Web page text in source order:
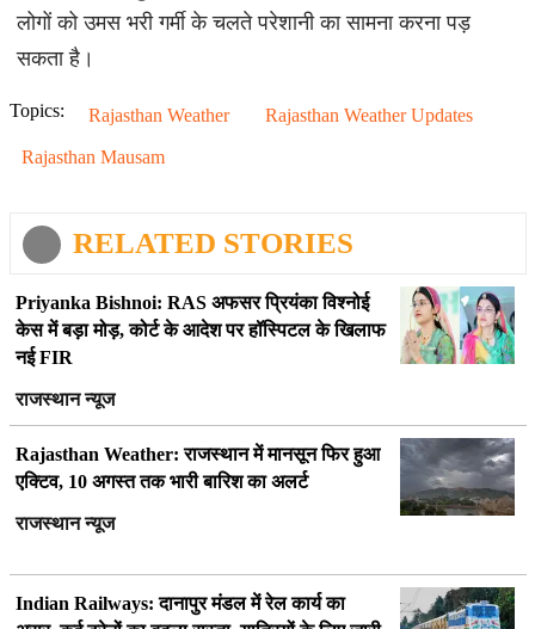
लोगों को उमस भरी गर्मी के चलते परेशानी का सामना करना पड़
सकता है।
Topics: Rajasthan Weather Rajasthan Weather Updates
Rajasthan Mausam
RELATED STORIES
Priyanka Bishnoi: RAS अफसर प्रियंका विश्नोई
केस में बड़ा मोड़, कोर्ट के आदेश पर हॉस्पिटल के खिलाफ
नई FIR
राजस्थान न्यूज
Rajasthan Weather: राजस्थान में मानसून फिर हुआ
एक्टिव, 10 अगस्त तक भारी बारिश का अलर्ट
राजस्थान न्यूज
Indian Railways: दानापुर मंडल में रेल कार्य का